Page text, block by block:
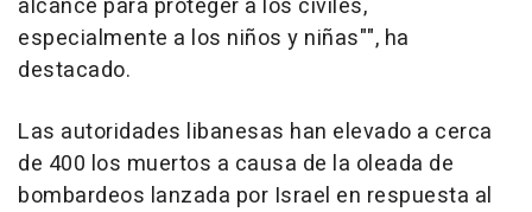
alcance para proteger a los civiles,
especialmente a los niños y niñas"", ha
destacado.
Las autoridades libanesas han elevado a cerca
de 400 los muertos a causa de la oleada de
bombardeos lanzada por Israel en respuesta al